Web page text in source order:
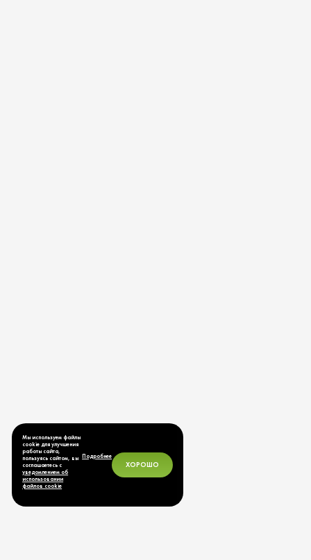
Мы используем файлы
cookie для улучшения
работы сайта,
пользуясь сайтом, вы
соглашаетесь с
уведомлением об
использовании
файлов cookie
Подробнее
ХОРОШО